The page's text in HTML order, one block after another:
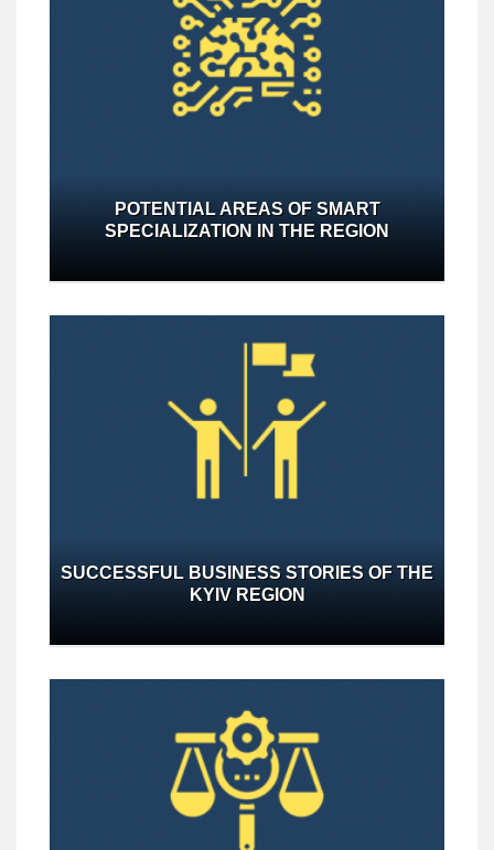
POTENTIAL AREAS OF SMART
SPECIALIZATION IN THE REGION
SUCCESSFUL BUSINESS STORIES OF THE
KYIV REGION